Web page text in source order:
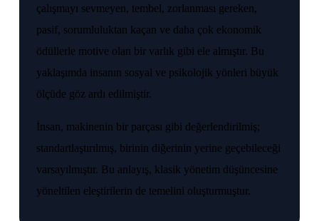
çalışmayı sevmeyen, tembel, zorlanması gereken,
pasif, sorumluluktan kaçan ve daha çok ekonomik
ödüllerle motive olan bir varlık gibi ele almıştır. Bu
yaklaşımda insanın sosyal ve psikolojik yönleri büyük
ölçüde göz ardı edilmiştir.
İnsan, makinenin bir parçası gibi değerlendirilmiş;
standartlaştırılmış, birinin diğerinin yerine geçebileceği
varsayılmıştır. Bu anlayış, klasik yönetim düşüncesine
yöneltilen eleştirilerin de temelini oluşturmuştur.